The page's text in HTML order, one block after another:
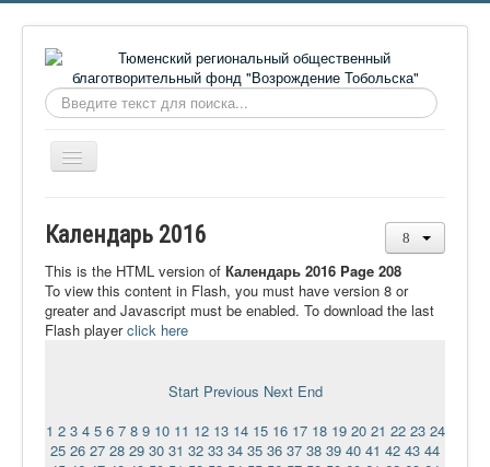
Искать...
Включить/
выключить
О фонде
Онлайн библиотека
Видеоматериалы
Сайт проекта Достоевский
Ермаковополе.рф
Календарь 2016
This is the HTML version of Календарь 2016 Page 208
To view this content in Flash, you must have version 8 or
greater and Javascript must be enabled. To download the last
Flash playerclick here
Start Previous Next End
1 2 3 4 5 6 7 8 9 10 11 12 13 14 15 16 17 18 19 20 21 22 23 24
25 26 27 28 29 30 31 32 33 34 35 36 37 38 39 40 41 42 43 44